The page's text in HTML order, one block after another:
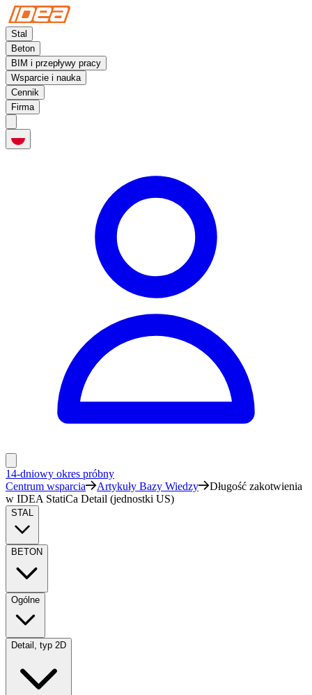
Stal
Beton
BIM i przepływy pracy
Wsparcie i nauka
Cennik
Firma
14-dniowy okres próbny
Centrum wsparcia
Artykuły Bazy Wiedzy
Długość zakotwienia
w IDEA StatiCa Detail (jednostki US)
STAL
BETON
Ogólne
Detail, typ 2D